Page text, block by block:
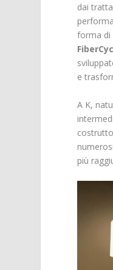
dai
forma di
e
A K,
più